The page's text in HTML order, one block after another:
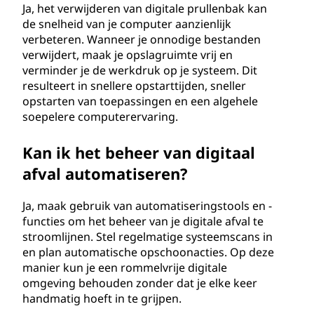
Ja, het verwijderen van digitale prullenbak kan
de snelheid van je computer aanzienlijk
verbeteren. Wanneer je onnodige bestanden
verwijdert, maak je opslagruimte vrij en
verminder je de werkdruk op je systeem. Dit
resulteert in snellere opstarttijden, sneller
opstarten van toepassingen en een algehele
soepelere computerervaring.
Kan ik het beheer van digitaal
afval automatiseren?
Ja, maak gebruik van automatiseringstools en -
functies om het beheer van je digitale afval te
stroomlijnen. Stel regelmatige systeemscans in
en plan automatische opschoonacties. Op deze
manier kun je een rommelvrije digitale
omgeving behouden zonder dat je elke keer
handmatig hoeft in te grijpen.